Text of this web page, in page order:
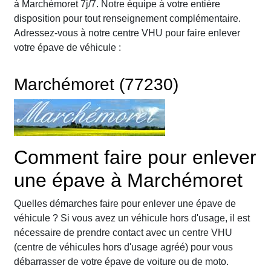
à Marchémoret 7j/7. Notre équipe à votre entière
disposition pour tout renseignement complémentaire.
Adressez-vous à notre centre VHU pour faire enlever
votre épave de véhicule :
Marchémoret (77230)
Comment faire pour enlever
une épave à Marchémoret
Quelles démarches faire pour enlever une épave de
véhicule ? Si vous avez un véhicule hors d'usage, il est
nécessaire de prendre contact avec un centre VHU
(centre de véhicules hors d'usage agréé) pour vous
débarrasser de votre épave de voiture ou de moto.